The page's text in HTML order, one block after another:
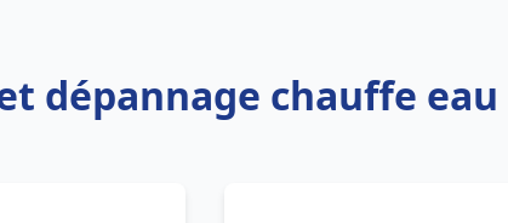
dépannage chauffe